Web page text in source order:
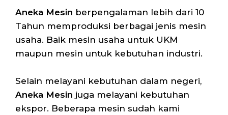
Aneka Mesin berpengalaman lebih dari 10
Tahun memproduksi berbagai jenis mesin
usaha. Baik mesin usaha untuk UKM
maupun mesin untuk kebutuhan industri.
Selain melayani kebutuhan dalam negeri,
Aneka Mesin juga melayani kebutuhan
ekspor. Beberapa mesin sudah kami